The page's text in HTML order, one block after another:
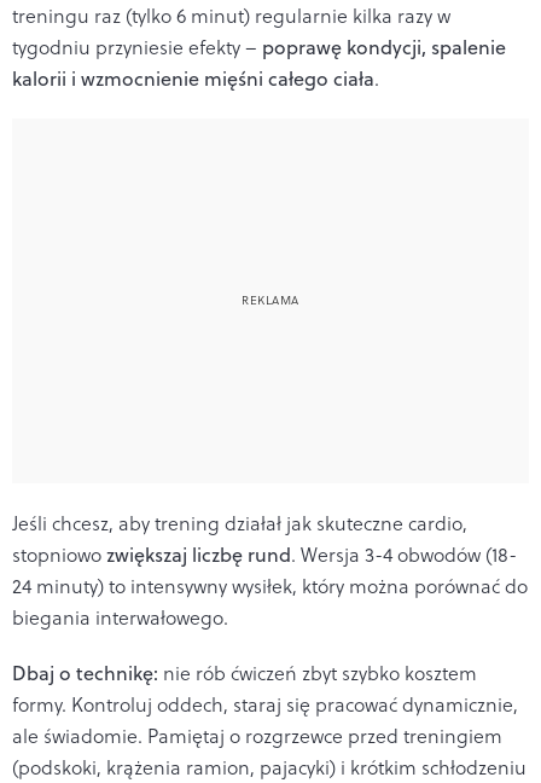
treningu raz (tylko 6 minut) regularnie kilka razy w
tygodniu przyniesie efekty – poprawę kondycji, spalenie
kalorii i wzmocnienie mięśni całego ciała.
Jeśli chcesz, aby trening działał jak skuteczne cardio,
stopniowozwiększaj liczbę rund. Wersja 3-4 obwodów (18-
24 minuty) to intensywny wysiłek, który można porównać do
biegania interwałowego.
Dbaj o technikę: nie rób ćwiczeń zbyt szybko kosztem
formy. Kontroluj oddech, staraj się pracować dynamicznie,
ale świadomie. Pamiętaj o rozgrzewce przed treningiem
(podskoki, krążenia ramion, pajacyki) i krótkim schłodzeniu